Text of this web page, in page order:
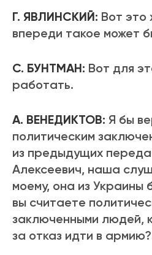
Г. ЯВЛИНСКИЙ: Вот это
впереди такое может
С. БУНТМАН: Вот для
работать.
А. ВЕНЕДИКТОВ: Я бы
политическим
из предыдущих
Алексеевич, наша
моему, она из Украины
вы считаете
заключенными людей,
за отказ идти в